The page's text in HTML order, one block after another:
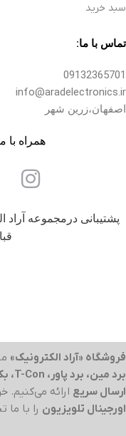
سبد خرید
تماس با ما:
09132365701
info@aradelectronics.ir
اصفهان،زرین شهر
همراه با
پشتیبانی درمجموعه
فروشگاه «آراد الکترونیک»
برد مین، برد پاور، T-Con، بک‌لایت، فلت و پنل
ارسال سریع ارائه
اورجینال تلویزیون را با ما